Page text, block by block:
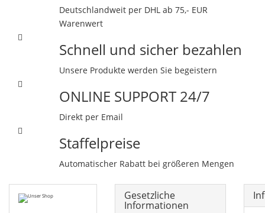
Deutschlandweit per DHL ab 75,- EUR
Warenwert
Schnell und sicher bezahlen
Unsere Produkte werden Sie begeistern
ONLINE SUPPORT 24/7
Direkt per Email
Staffelpreise
Automatischer Rabatt bei größeren Mengen
Gesetzliche
Informationen